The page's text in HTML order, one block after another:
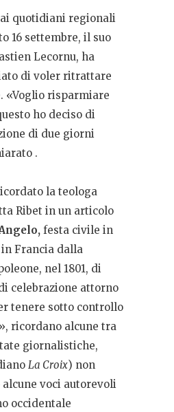
quotidiani regionali
16 settembre, il suo
Lecornu, ha
di voler ritrattare
«Voglio risparmiare
ho deciso di
di due giorni
.
la teologa
Ribet in un articolo
festa civile in
Francia dalla
nel 1801, di
celebrazione attorno
tenere sotto controllo
ricordano alcune tra
giornalistiche,
La Croix) non
voci autorevoli
occidentale